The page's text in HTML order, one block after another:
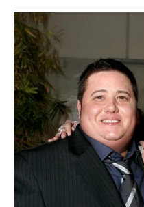
VAGA
Vage očekuje veoma
Neko bi vam mogao dati